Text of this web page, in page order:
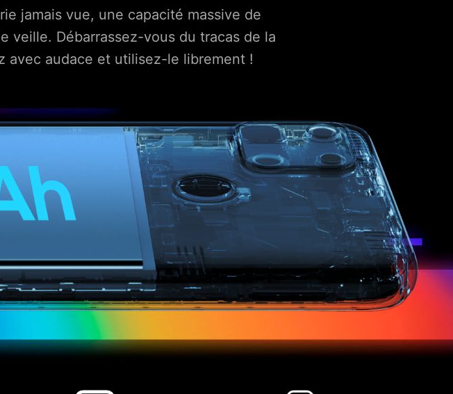
jamais vue, une capacité massive de
veille. Débarrassez-vous du tracas de la
avec audace et utilisez-le librement !